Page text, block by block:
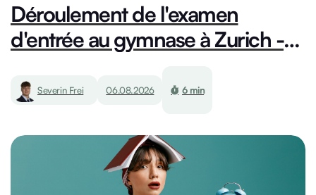
Déroulement de l'examen
d'entrée au gymnase à Zurich -
jour de l'examen
Severin Frei 06.08.2026 6 min